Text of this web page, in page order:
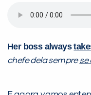
Her boss always
chefe dela semprese